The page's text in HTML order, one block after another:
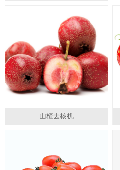
山楂去核机
专利号： ZL2013 2 0363818.0
专利产品，仿冒违法！